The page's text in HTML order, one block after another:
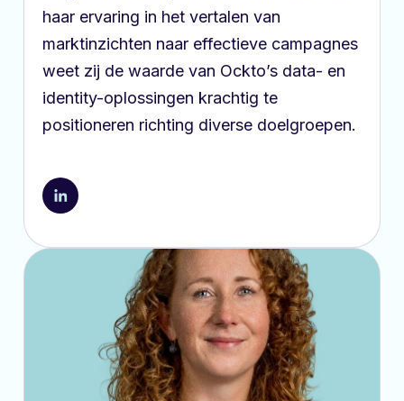
haar ervaring in het vertalen van
marktinzichten naar effectieve campagnes
weet zij de waarde van Ockto’s data- en
identity-oplossingen krachtig te
positioneren richting diverse doelgroepen.